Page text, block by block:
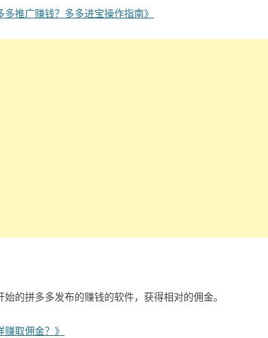
多推广赚钱？多多进宝操作指南》
始的拼多多发布的赚钱的软件，获得相对的佣金。
赚取佣金？》